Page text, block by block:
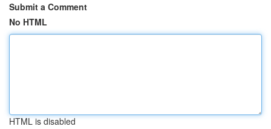
Submit a Comment
No HTML
HTML is disabled